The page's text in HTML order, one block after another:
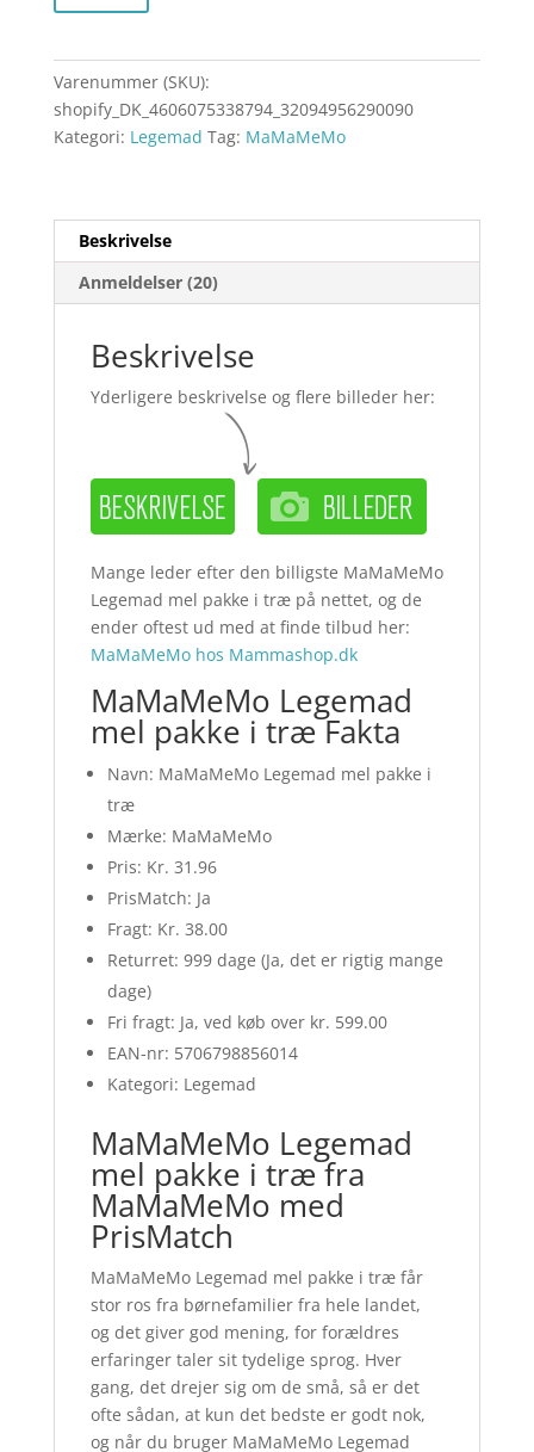
Varenummer (SKU):
shopify_DK_4606075338794_32094956290090
Kategori: Legemad Tag: MaMaMeMo
Beskrivelse
Anmeldelser (20)
Beskrivelse
Yderligere beskrivelse og flere billeder her:
Mange leder efter den billigste MaMaMeMo
Legemad mel pakke i træ på nettet, og de
ender oftest ud med at finde tilbud her:
MaMaMeMo hos Mammashop.dk
MaMaMeMo Legemad
mel pakke i træ Fakta
Navn: MaMaMeMo Legemad mel pakke i
træ
Mærke: MaMaMeMo
Pris: Kr. 31.96
PrisMatch: Ja
Fragt: Kr. 38.00
Returret: 999 dage (Ja, det er rigtig mange
dage)
Fri fragt: Ja, ved køb over kr. 599.00
EAN-nr: 5706798856014
Kategori: Legemad
MaMaMeMo Legemad
mel pakke i træ fra
MaMaMeMo med
PrisMatch
MaMaMeMo Legemad mel pakke i træ får
stor ros fra børnefamilier fra hele landet,
og det giver god mening, for forældres
erfaringer taler sit tydelige sprog. Hver
gang, det drejer sig om de små, så er det
ofte sådan, at kun det bedste er godt nok,
og når du bruger MaMaMeMo Legemad